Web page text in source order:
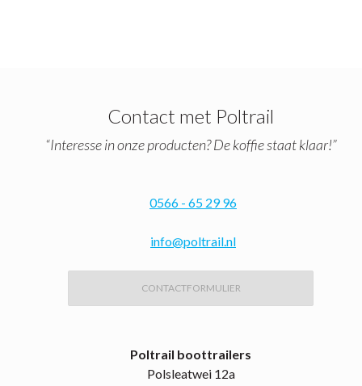
Contact met Poltrail
“Interesse in onze producten? De koffie staat klaar!”
0566 - 65 29 96
info@poltrail.nl
CONTACTFORMULIER
Poltrail boottrailers
Polsleatwei 12a